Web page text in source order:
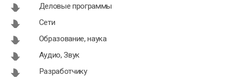
Деловые программы
Сети
Образование, наука
Аудио, Звук
Разработчику